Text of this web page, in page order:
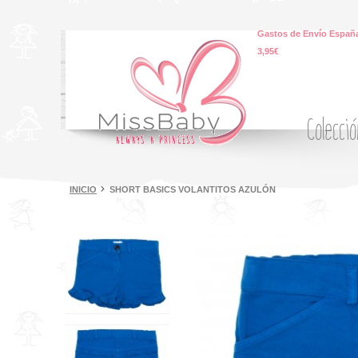
Gastos de Envío
3,95€
INICIO SHORT BASICS VOLANTITOS AZULÓN